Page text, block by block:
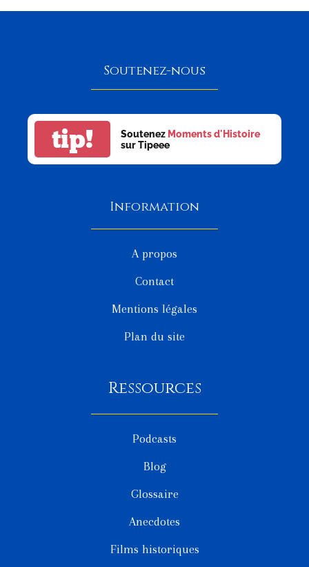
Ressources
Podcasts
Blog
Glossaire
Anecdotes
Films historiques
Information
A propos
Contact
Mentions légales
Plan du site
Soutenez-nous
tip! Soutenez Moments d'Histoire
sur Tipeee